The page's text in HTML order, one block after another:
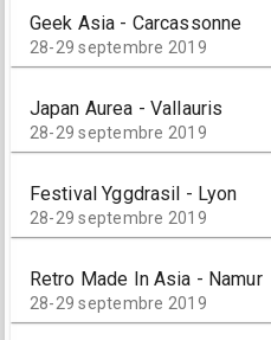
Geek Asia - Carcassonne
28-29 septembre 2019
Japan Aurea - Vallauris
28-29 septembre 2019
Festival Yggdrasil - Lyon
28-29 septembre 2019
Retro Made In Asia - Namur
28-29 septembre 2019